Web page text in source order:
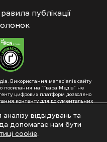
публікації
Використання матеріалів сайту
посилання на “Ґвара Медіа” не
цифрових платформ дозволено
контенту для документальних
медіа – R40-01353. Поштова
Гоголя, 14, абонентська скринька
відвідувань та
допомагає нам бути
cookie